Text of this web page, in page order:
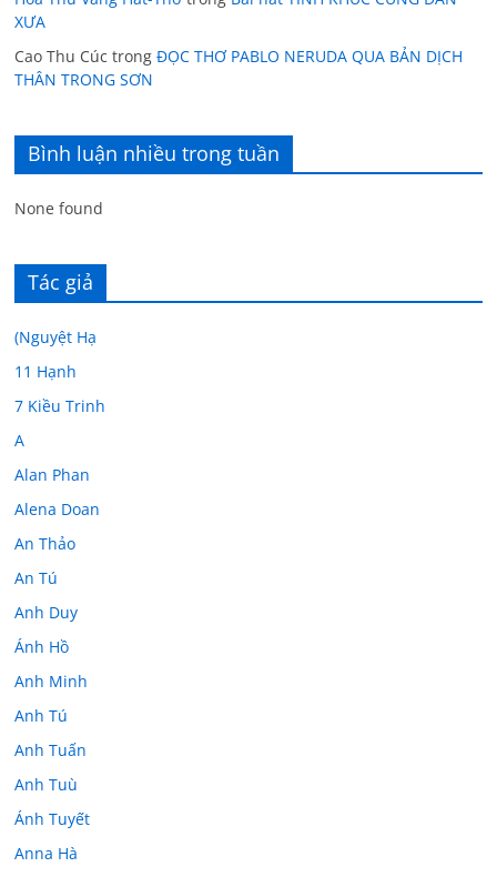
XƯA
Cao Thu Cúc trongĐỌC THƠ PABLO NERUDA QUA BẢN DỊCH
THÂN TRONG SƠN
Bình luận nhiều trong tuần
None found
Tác giả
(Nguyệt Hạ
11 Hạnh
7 Kiều Trinh
A
Alan Phan
Alena Doan
An Thảo
An Tú
Anh Duy
Ánh Hồ
Anh Minh
Anh Tú
Anh Tuấn
Anh Tuù
Ánh Tuyết
Anna Hà